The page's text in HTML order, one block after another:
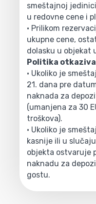
smeštajnoj
u redovne cene i
• Prilikom
ukupne cene,
dolasku u objekat
Politika
• Ukoliko je
21. dana pre
naknada za
(umanjena za 30
troškova).
• Ukoliko je
kasnije ili u
objekta ostvaruje
naknadu za
gostu.